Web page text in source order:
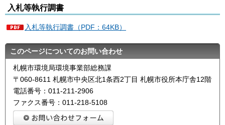
入札等執行調書
入札等執行調書（PDF：64KB）
このページについてのお問い合わせ
札幌市環境局環境事業部総務課
〒060-8611 札幌市中央区北1条西2丁目 札幌市役所本庁舎12階
電話番号：011-211-2906
ファクス番号：011-218-5108